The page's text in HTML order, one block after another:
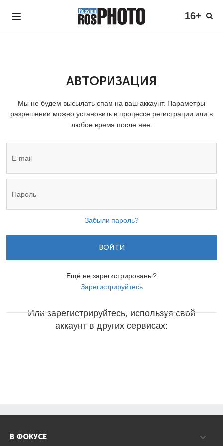
16+
АВТОРИЗАЦИЯ
Мы не будем высылать спам на ваш аккаунт. Параметры
разрешений можно установить в процессе регистрации или в
любое время после нее.
Забыли пароль?
ВОЙТИ
Ещё не зарегистрированы?
Зарегистрируйтесь
Или зарегистрируйтесь, используя свой
аккаунт в других сервисах:
В ФОКУСЕ